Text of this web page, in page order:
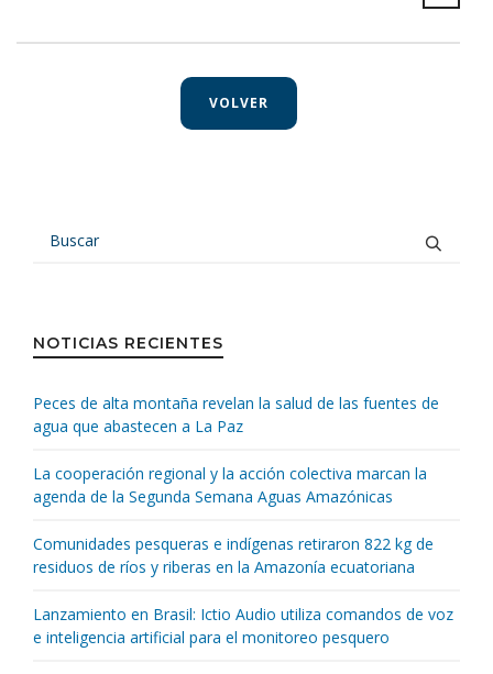
VOLVER
NOTICIAS RECIENTES
Peces de alta montaña revelan la salud de las fuentes de
agua que abastecen a La Paz
La cooperación regional y la acción colectiva marcan la
agenda de la Segunda Semana Aguas Amazónicas
Comunidades pesqueras e indígenas retiraron 822 kg de
residuos de ríos y riberas en la Amazonía ecuatoriana
Lanzamiento en Brasil: Ictio Audio utiliza comandos de voz
e inteligencia artificial para el monitoreo pesquero